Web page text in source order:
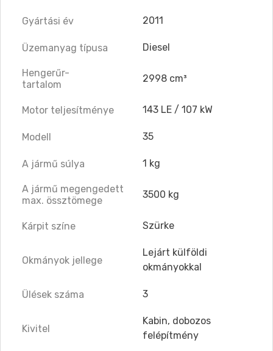
Gyártási év 2011
Üzemanyag típusa Diesel
Hengerűr-
tartalom
2998 cm³
Motor teljesítménye 143 LE / 107 kW
Modell 35
A jármű súlya 1 kg
A jármű megengedett
max. össztömege
3500 kg
Kárpit színe Szürke
Okmányok jellege
Lejárt külföldi
okmányokkal
Ülések száma 3
Kivitel
Kabin, dobozos
felépítmény